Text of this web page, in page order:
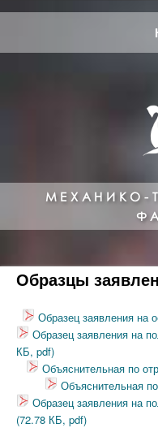
МЕХАНИКО-
Образцы
Образец заявления на
Образец заявления на
КБ, pdf)
Объяснительная по
Объяснительная
Образец заявления на
(72.78 КБ, pdf)